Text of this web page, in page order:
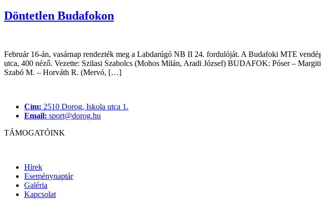
Döntetlen Budafokon
Február 16-án, vasárnap rendezték meg a Labdarúgó NB II 24. fordulóját. A Budafoki MTE
utca, 400 néző. Vezette: Szilasi Szabolcs (Mohos Milán, Aradi József) BUDAFOK: Póser –
Szabó M. – Horváth R. (Mervó, […]
Cím: 2510 Dorog, Iskola utca 1.
Email: sport@dorog.hu
TÁMOGATÓINK
Hírek
Eseménynaptár
Galéria
Kapcsolat